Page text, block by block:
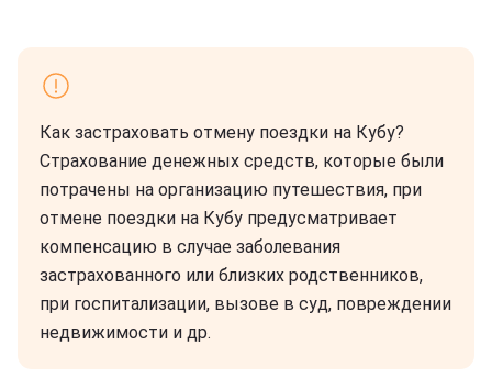
Как застраховать отмену поездки на Кубу?
Страхование денежных средств, которые были
потрачены на организацию путешествия, при
отмене поездки на Кубу предусматривает
компенсацию в случае заболевания
застрахованного или близких родственников,
при госпитализации, вызове в суд, повреждении
недвижимости и др.